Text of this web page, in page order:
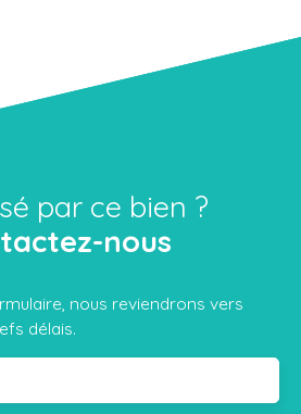
par ce bien ?
nous
nous reviendrons vers
délais.